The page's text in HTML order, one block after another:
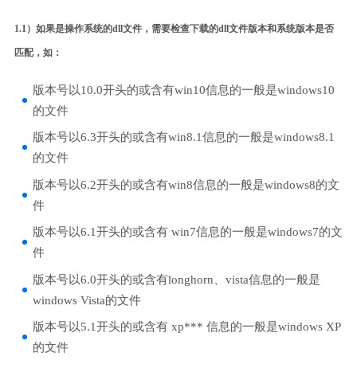
1.1）如果是操作系统的dll文件，需要检查下载的dll文件版本和系统版本是否
匹配，如：
版本号以10.0开头的或含有win10信息的一般是windows10
的文件
版本号以6.3开头的或含有win8.1信息的一般是windows8.1
的文件
版本号以6.2开头的或含有win8信息的一般是windows8的文
件
版本号以6.1开头的或含有 win7信息的一般是windows7的文
件
版本号以6.0开头的或含有longhorn、vista信息的一般是
windows Vista的文件
版本号以5.1开头的或含有 xp*** 信息的一般是windows XP
的文件